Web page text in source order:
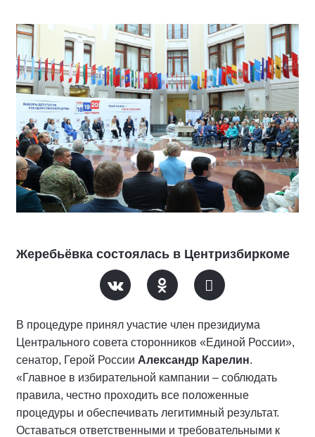
Жеребьёвка состоялась в Центризбиркоме
В процедуре принял участие член президиума
Центрального совета сторонников «Единой России»,
сенатор, Герой России Александр Карелин.
«Главное в избирательной кампании – соблюдать
правила, честно проходить все положенные
процедуры и обеспечивать легитимный результат.
Оставаться ответственными и требовательными к